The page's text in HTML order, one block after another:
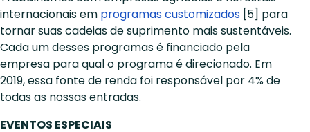
internacionais em programas customizados [5] para
tornar suas cadeias de suprimento mais sustentáveis.
Cada um desses programas é financiado pela
empresa para qual o programa é direcionado. Em
2019, essa fonte de renda foi responsável por 4% de
todas as nossas entradas.
EVENTOS ESPECIAIS